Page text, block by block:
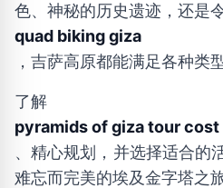
色、神秘的历史遗迹，还是
quad biking giza
，吉萨高原都能满足各种类
了解
pyramids of giza tour cost
、精心规划，并选择适合的
难忘而完美的埃及金字塔之旅